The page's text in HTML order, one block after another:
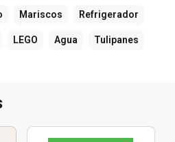
Mariscos Refrigerador
LEGO Agua Tulipanes